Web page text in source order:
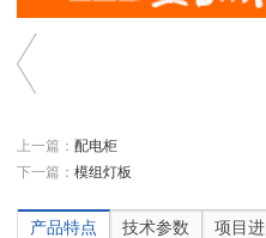
上一篇： 配电柜
下一篇： 模组灯板
产品特点 技术参数 项目